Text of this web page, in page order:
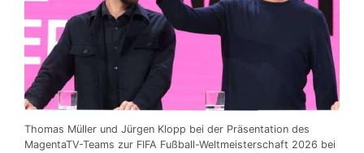
Thomas Müller und Jürgen Klopp bei der Präsentation des
MagentaTV-Teams zur FIFA Fußball-Weltmeisterschaft 2026 bei